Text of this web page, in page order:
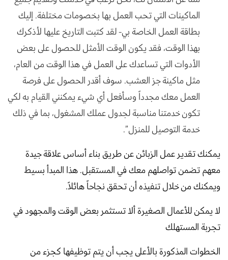
الماكينات التي تحب العمل بها بخصومات مختلفة. إليك
بطاقة العمل الخاصة بي- لقد كتبت التاريخ عليها لأذكرك
بهذا الوقت، فقد يكون الوقت الأمثل للحصول على بعض
الأدوات التي تساعدك على العمل في هذا الوقت من العام،
مثل ماكينة جز العشب. سوف أقدر الحصول على فرصة
العمل معك مجدداً وسأفعل أي شيء يمكنني القيام به لكي
تكون خدمتنا مناسبة لجدول عملك المشغول، بما في ذلك
خدمة التوصيل للمنزل”.
يمكنك تقدير عمل الزبائن عن طريق بناء أساس علاقة جيدة
معهم تضمن تواصلهم معك في المستقبل. هذا المبدأ بسيط
ويمكنك من خلال تنفيذه أن تحقق نجاحاً هائلاً.
لا يمكن للأعمال الصغيرة ألا تستثمر بعض الوقت والمجهود في
تجربة المستهلك
الخطوات المذكورة بالأعلى يجب أن يتم توظيفها كجزء من